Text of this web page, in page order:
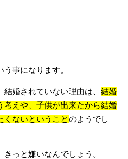
事になります。
婚されていない理由は、 結婚
考えや、子供が出来たから結婚
くないということのようでし
っと嫌いなんでしょう。